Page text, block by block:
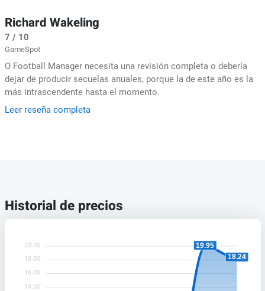
Richard Wakeling
7 / 10
GameSpot
O Football Manager necesita una revisión completa o debería
dejar de producir secuelas anuales, porque la de este año es la
más intrascendente hasta el momento.
Leer reseña completa
Historial de precios
20.00
18.00
16.00
14.00
19.95
18.24